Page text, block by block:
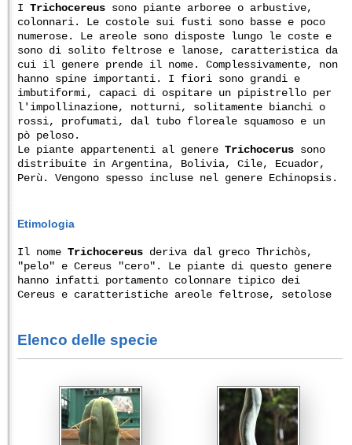
ITrichocereus sono piante arboree o arbustive,
colonnari. Le costole sui fusti sono basse e poco
numerose. Le areole sono disposte lungo le coste e
sono di solito feltrose e lanose, caratteristica da
cui il genere prende il nome. Complessivamente, non
hanno spine importanti. I fiori sono grandi e
imbutiformi, capaci di ospitare un pipistrello per
l'impollinazione, notturni, solitamente bianchi o
rossi, profumati, dal tubo floreale squamoso e un
pò peloso.
Le piante appartenenti al genereTrichocerus sono
distribuite in Argentina, Bolivia, Cile, Ecuador,
Perù. Vengono spesso incluse nel genere Echinopsis.
Etimologia
Il nomeTrichocereus deriva dal greco Thrichòs,
"pelo" e Cereus "cero". Le piante di questo genere
hanno infatti portamento colonnare tipico dei
Cereus e caratteristiche areole feltrose, setolose
Elenco delle specie